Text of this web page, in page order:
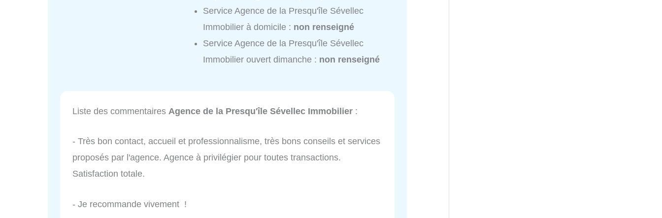
Service Agence de la Presqu'île Sévellec
Immobilier à domicile : non renseigné
Service Agence de la Presqu'île Sévellec
Immobilier ouvert dimanche : non renseigné
Liste des commentaires Agence de la Presqu'île Sévellec Immobilier :
- Très bon contact, accueil et professionnalisme, très bons conseils et services
proposés par l'agence. Agence à privilégier pour toutes transactions.
Satisfaction totale.
- Je recommande vivement !